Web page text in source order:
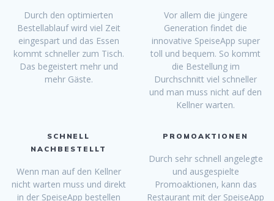
Durch den optimierten
Bestellablauf wird viel Zeit
eingespart und das Essen
kommt schneller zum Tisch.
Das begeistert mehr und
mehr Gäste.
Vor allem die jüngere
Generation findet die
innovative SpeiseApp super
toll und bequem. So kommt
die Bestellung im
Durchschnitt viel schneller
und man muss nicht auf den
Kellner warten.
SCHNELL
NACHBESTELLT
Wenn man auf den Kellner
nicht warten muss und direkt
in der SpeiseApp bestellen
PROMOAKTIONEN
Durch sehr schnell angelegte
und ausgespielte
Promoaktionen, kann das
Restaurant mit der SpeiseApp